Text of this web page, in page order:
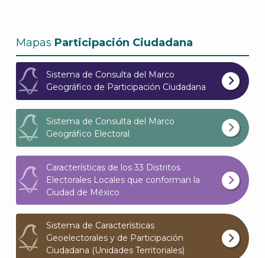
Mapas Participación Ciudadana
Sistema de Consulta del Marco
Geográfico de Participación Ciudadana
Sistema de Consulta del Marco
Geográfico Electoral
Características de los 33 Distritos
Electorales Locales que conforman la
Ciudad de México
Sistema de Características
Geoelectorales y de Participación
Ciudadana (Unidades Territoriales)